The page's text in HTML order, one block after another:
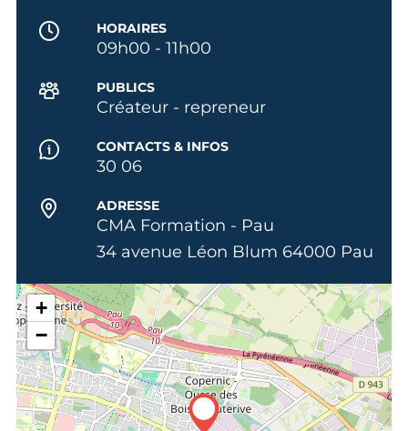
HORAIRES
09h00 - 11h00
PUBLICS
Créateur - repreneur
CONTACTS & INFOS
30 06
ADRESSE
CMA Formation - Pau
34 avenue Léon Blum 64000 Pau
+
−